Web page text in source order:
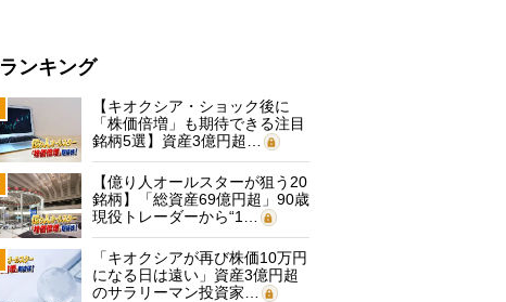
ランキング
【キオクシア・ショック後に
「株価倍増」も期待できる注目
銘柄5選】資産3億円超…
【億り人オールスターが狙う20
銘柄】「総資産69億円超」90歳
現役トレーダーから“1…
「キオクシアが再び株価10万円
になる日は遠い」資産3億円超
のサラリーマン投資家…